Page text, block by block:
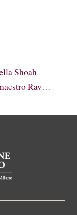
Shoah
Rav…